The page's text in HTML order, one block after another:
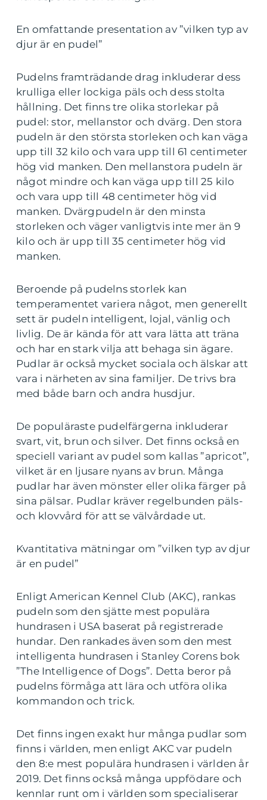
En omfattande presentation av ”vilken typ av
djur är en pudel”
Pudelns framträdande drag inkluderar dess
krulliga eller lockiga päls och dess stolta
hållning. Det finns tre olika storlekar på
pudel: stor, mellanstor och dvärg. Den stora
pudeln är den största storleken och kan väga
upp till 32 kilo och vara upp till 61 centimeter
hög vid manken. Den mellanstora pudeln är
något mindre och kan väga upp till 25 kilo
och vara upp till 48 centimeter hög vid
manken. Dvärgpudeln är den minsta
storleken och väger vanligtvis inte mer än 9
kilo och är upp till 35 centimeter hög vid
manken.
Beroende på pudelns storlek kan
temperamentet variera något, men generellt
sett är pudeln intelligent, lojal, vänlig och
livlig. De är kända för att vara lätta att träna
och har en stark vilja att behaga sin ägare.
Pudlar är också mycket sociala och älskar att
vara i närheten av sina familjer. De trivs bra
med både barn och andra husdjur.
De populäraste pudelfärgerna inkluderar
svart, vit, brun och silver. Det finns också en
speciell variant av pudel som kallas ”apricot”,
vilket är en ljusare nyans av brun. Många
pudlar har även mönster eller olika färger på
sina pälsar. Pudlar kräver regelbunden päls-
och klovvård för att se välvårdade ut.
Kvantitativa mätningar om ”vilken typ av djur
är en pudel”
Enligt American Kennel Club (AKC), rankas
pudeln som den sjätte mest populära
hundrasen i USA baserat på registrerade
hundar. Den rankades även som den mest
intelligenta hundrasen i Stanley Corens bok
”The Intelligence of Dogs”. Detta beror på
pudelns förmåga att lära och utföra olika
kommandon och trick.
Det finns ingen exakt hur många pudlar som
finns i världen, men enligt AKC var pudeln
den 8:e mest populära hundrasen i världen år
2019. Det finns också många uppfödare och
kennlar runt om i världen som specialiserar